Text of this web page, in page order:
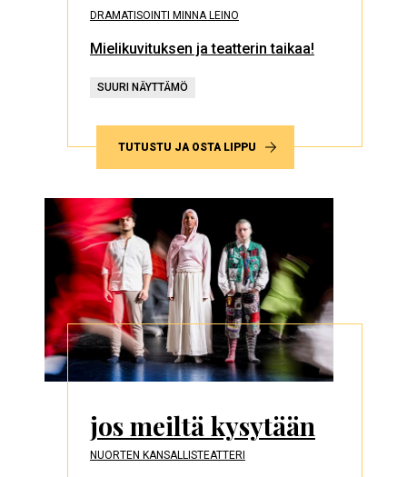
DRAMATISOINTI MINNA LEINO
Mielikuvituksen ja teatterin taikaa!
SUURI NÄYTTÄMÖ
TUTUSTU JA OSTA LIPPU
jos meiltä kysytään
NUORTEN KANSALLISTEATTERI